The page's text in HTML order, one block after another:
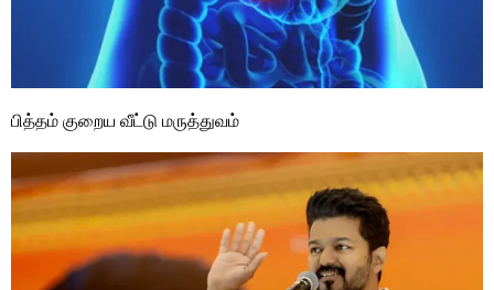
பித்தம் குறைய வீட்டு மருத்துவம்